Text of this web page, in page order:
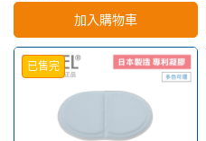
加入購物車
已售完